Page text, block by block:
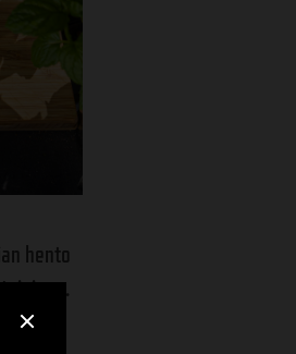
hento